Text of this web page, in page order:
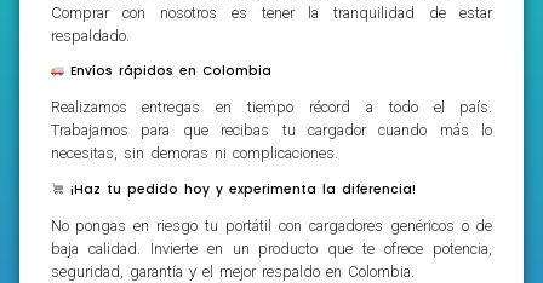
Comprar con nosotros es tener la tranquilidad de estar
respaldado.
Envíos rápidos en Colombia
Realizamos entregas en tiempo récord a todo el país.
Trabajamos para que recibas tu cargador cuando más lo
necesitas, sin demoras ni complicaciones.
¡Haz tu pedido hoy y experimenta la diferencia!
No pongas en riesgo tu portátil con cargadores genéricos o de
baja calidad. Invierte en un producto que te ofrece potencia,
seguridad, garantía y el mejor respaldo en Colombia.